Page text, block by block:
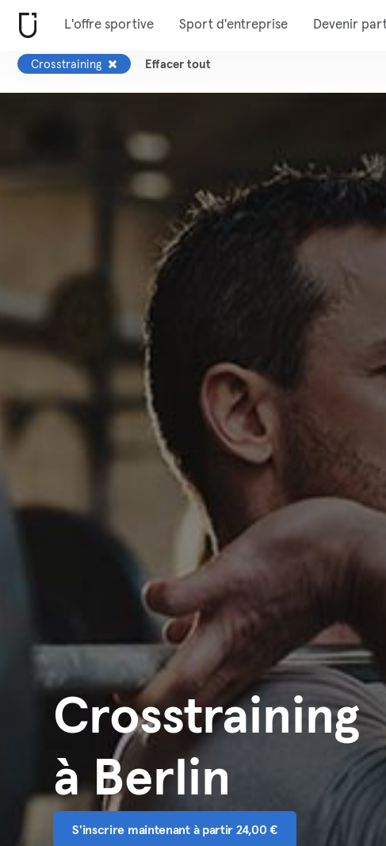
L'offre sportive Sport d'entreprise Devenir
Crosstraining Effacer tout
Crosstraining
à Berlin
S'inscrire maintenant à partir 24,00 €